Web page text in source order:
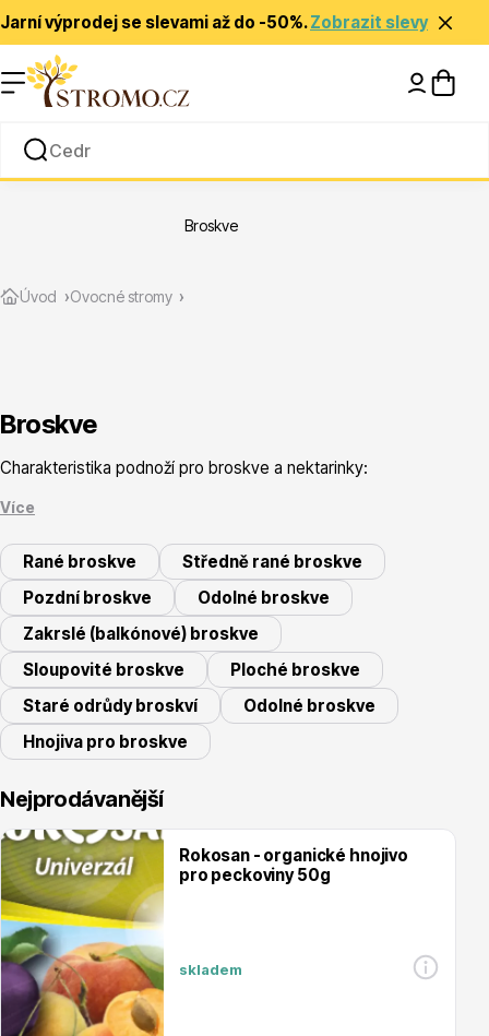
Jarní výprodej se slevami až do -50%.Zobrazit slevy
Rady a tipy
Jehličnany
Vřesovištní rostliny
Vánoční stromky v květináčích a řezané
Magnólie
Úvod Ovocné stromy
Broskve
Broskve
Charakteristika podnoží pro broskve a nektarinky:
MRS2-5:
Montclar:
Rakonieviczká:
Ishtara:
Rubira:
Více
Rané broskve
Středně rané broskve
Pozdní broskve
Odolné broskve
Zakrslé (balkónové) broskve
Sloupovité broskve
Ploché broskve
Staré odrůdy broskví
Odolné broskve
Hnojiva pro broskve
Nejprodávanější
Rokosan - organické hnojivo
pro peckoviny 50g
skladem